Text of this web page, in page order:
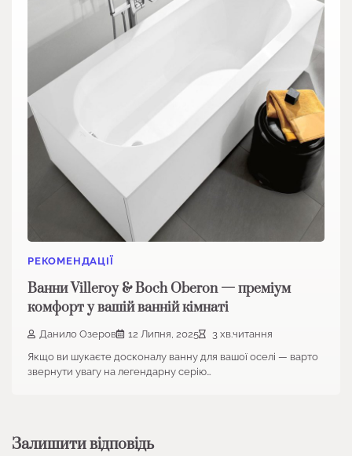
РЕКОМЕНДАЦІЇ
Ванни Villeroy & Boch Oberon — преміум
комфорт у вашій ванній кімнаті
Данило Озеров 12 Липня, 2025
3 хв.читання
Якщо ви шукаєте досконалу ванну для вашої оселі — варто
звернути увагу на легендарну серію…
Залишити відповідь